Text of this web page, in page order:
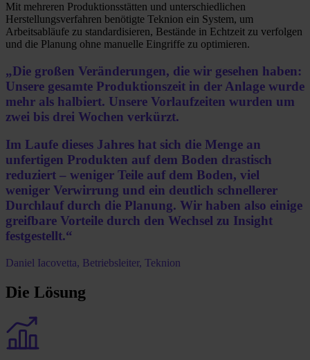
Mit mehreren Produktionsstätten und unterschiedlichen
Herstellungsverfahren benötigte Teknion ein System, um
Arbeitsabläufe zu standardisieren, Bestände in Echtzeit zu verfolgen
und die Planung ohne manuelle Eingriffe zu optimieren.
„Die großen Veränderungen, die wir gesehen haben:
Unsere gesamte Produktionszeit in der Anlage wurde
mehr als halbiert. Unsere Vorlaufzeiten wurden um
zwei bis drei Wochen verkürzt.
Im Laufe dieses Jahres hat sich die Menge an
unfertigen Produkten auf dem Boden drastisch
reduziert – weniger Teile auf dem Boden, viel
weniger Verwirrung und ein deutlich schnellerer
Durchlauf durch die Planung. Wir haben also einige
greifbare Vorteile durch den Wechsel zu Insight
festgestellt.“
Daniel Iacovetta, Betriebsleiter, Teknion
Die Lösung